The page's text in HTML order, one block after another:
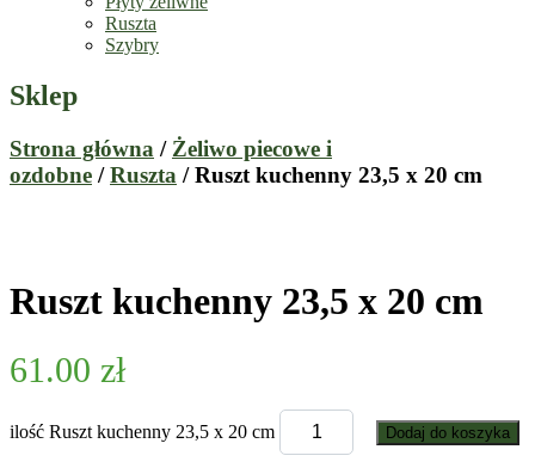
Ruszta
Szybry
Sklep
Strona główna / Żeliwo piecowe i
ozdobne /Ruszta / Ruszt kuchenny 23,5 x 20 cm
Ruszt kuchenny 23,5 x 20 cm
61.00 zł
ilość Ruszt kuchenny 23,5 x 20 cm Dodaj do koszyka